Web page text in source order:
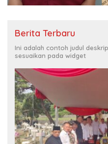
Berita Terbaru
Ini adalah contoh judul
sesuaikan pada widget